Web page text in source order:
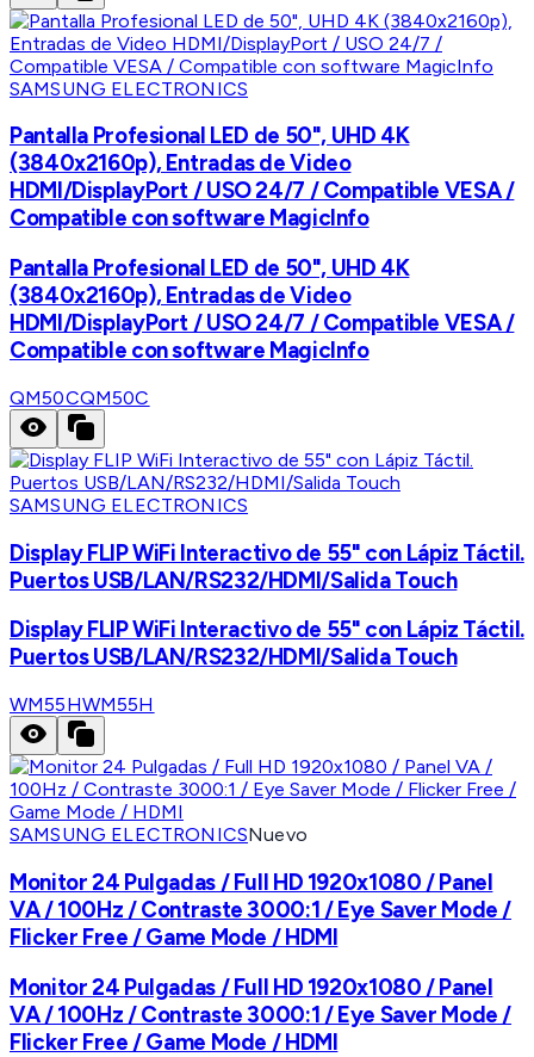
SAMSUNG ELECTRONICS
Pantalla Profesional LED de 50", UHD 4K
(3840x2160p), Entradas de Video
HDMI/DisplayPort / USO 24/7 / Compatible VESA /
Compatible con software MagicInfo
Pantalla Profesional LED de 50", UHD 4K
(3840x2160p), Entradas de Video
HDMI/DisplayPort / USO 24/7 / Compatible VESA /
Compatible con software MagicInfo
QM50CQM50C
SAMSUNG ELECTRONICS
Display FLIP WiFi Interactivo de 55" con Lápiz Táctil.
Puertos USB/LAN/RS232/HDMI/Salida Touch
Display FLIP WiFi Interactivo de 55" con Lápiz Táctil.
Puertos USB/LAN/RS232/HDMI/Salida Touch
WM55HWM55H
SAMSUNG ELECTRONICSNuevo
Monitor 24 Pulgadas / Full HD 1920x1080 / Panel
VA / 100Hz / Contraste 3000:1 / Eye Saver Mode /
Flicker Free / Game Mode / HDMI
Monitor 24 Pulgadas / Full HD 1920x1080 / Panel
VA / 100Hz / Contraste 3000:1 / Eye Saver Mode /
Flicker Free / Game Mode / HDMI